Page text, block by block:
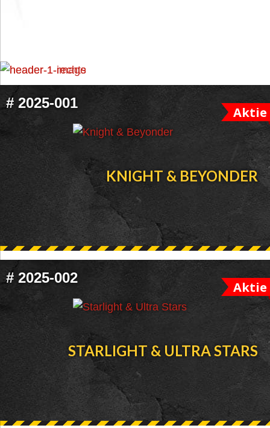
FOOTER
WIDGET
HEADER
# 2025-001
Aktie
KNIGHT & BEYONDER
# 2025-002
Aktie
STARLIGHT & ULTRA STARS